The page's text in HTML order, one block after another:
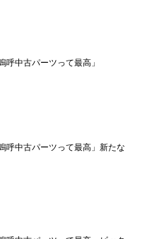
呼中古パーツって最高」
呼中古パーツって最高」新たな